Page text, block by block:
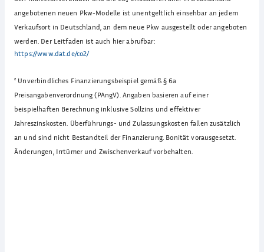
angebotenen neuen Pkw-Modelle ist unentgeltlich einsehbar an jedem
Verkaufsort in Deutschland, an dem neue Pkw ausgestellt oder angeboten
werden. Der Leitfaden ist auch hier abrufbar:
https://www.dat.de/co2/
² Unverbindliches Finanzierungsbeispiel gemäß § 6a
Preisangabenverordnung (PAngV). Angaben basieren auf einer
beispielhaften Berechnung inklusive Sollzins und effektiver
Jahreszinskosten. Überführungs- und Zulassungskosten fallen zusätzlich
an und sind nicht Bestandteil der Finanzierung. Bonität vorausgesetzt.
Änderungen, Irrtümer und Zwischenverkauf vorbehalten.